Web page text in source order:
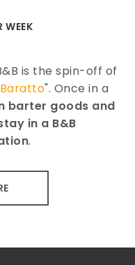
WEEK
is the spin-off of
". Once in a
barter goods and
in a B&B
.